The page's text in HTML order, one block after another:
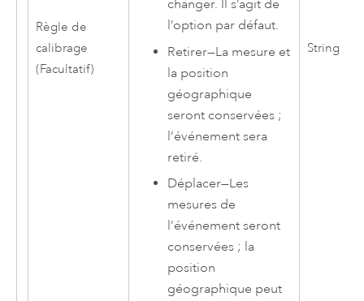
Règle de
calibrage
(Facultatif)
changer. Il s’agit de
l’option par défaut.
Retirer—La mesure et
la position
géographique
seront conservées ;
l’événement sera
retiré.
Déplacer—Les
mesures de
l’événement seront
conservées ; la
position
géographique peut
String